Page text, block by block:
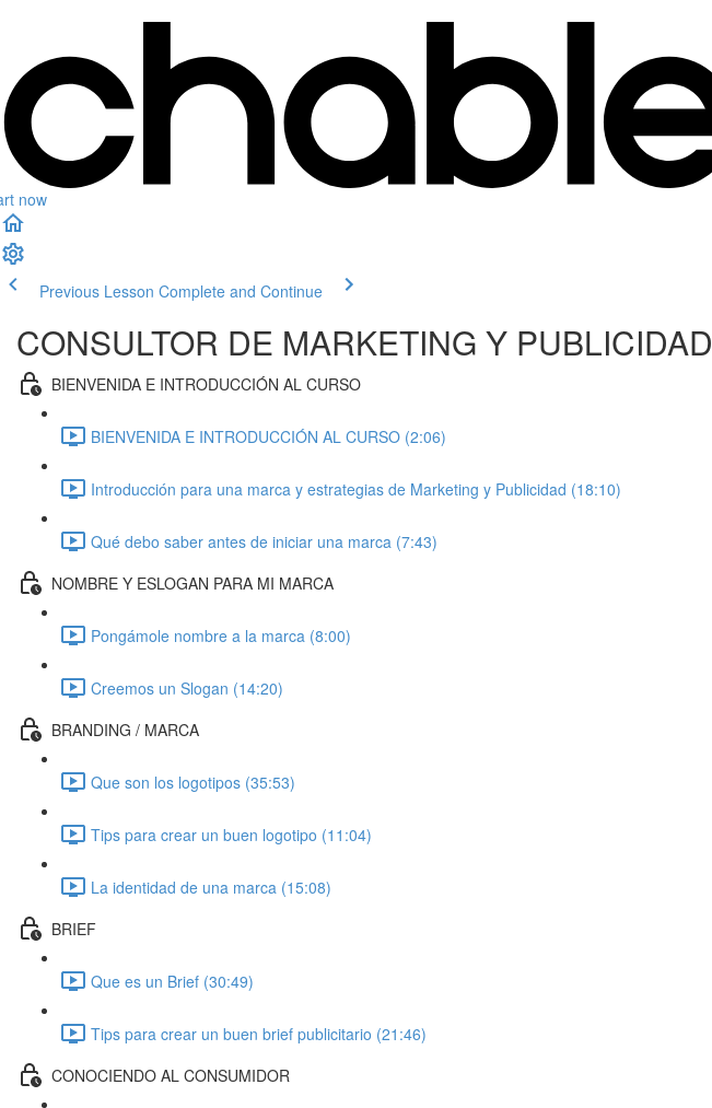
now
Previous Lesson Complete and Continue
CONSULTOR DE MARKETING Y PUBLICIDAD
BIENVENIDA E INTRODUCCIÓN AL CURSO
BIENVENIDA E INTRODUCCIÓN AL CURSO (2:06)
Introducción para una marca y estrategias de Marketing y Publicidad (18:10)
Qué debo saber antes de iniciar una marca (7:43)
NOMBRE Y ESLOGAN PARA MI MARCA
Pongámole nombre a la marca (8:00)
Creemos un Slogan (14:20)
BRANDING / MARCA
Que son los logotipos (35:53)
Tips para crear un buen logotipo (11:04)
La identidad de una marca (15:08)
BRIEF
Que es un Brief (30:49)
Tips para crear un buen brief publicitario (21:46)
CONOCIENDO AL CONSUMIDOR